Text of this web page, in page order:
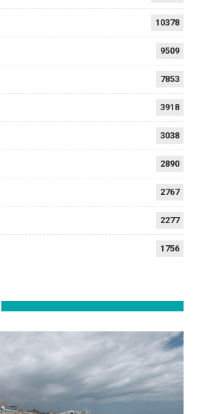
10378
9509
7853
3918
3038
2890
2767
2277
1756